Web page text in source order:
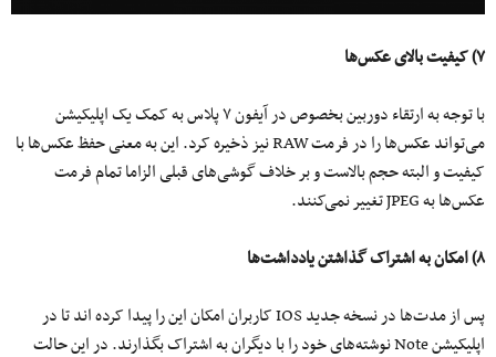
۷) کیفیت بالای عکس‌ها
با توجه به ارتقاء دوربین بخصوص در آیفون ۷ پلاس به کمک یک اپلیکیشن
می‌تواند عکس‌ها را در فرمت RAW نیز ذخیره کرد. این به معنی حفظ عکس‌ها با
کیفیت و البته حجم بالاست و بر خلاف گوشی‌های قبلی الزاما تمام فرمت
عکس‌ها به JPEG تغییر نمی‌کنند.
۸) امکان به اشتراک گذاشتن یادداشت‌ها
پس از مدت‌ها در نسخه جدید IOS کاربران امکان این را پیدا کرده اند تا در
اپلیکیشن Note نوشته‌های خود را با دیگران به اشتراک بگذارند. در این حالت